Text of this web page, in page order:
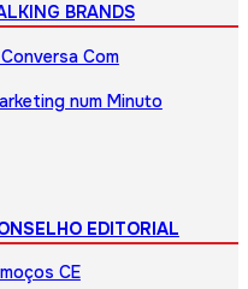
BRANDS
Com
num Minuto
EDITORIAL
CE